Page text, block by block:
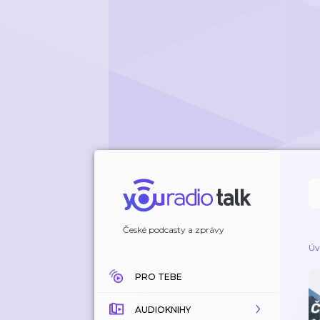
České podcasty a zprávy
PRO TEBE
AUDIOKNIHY